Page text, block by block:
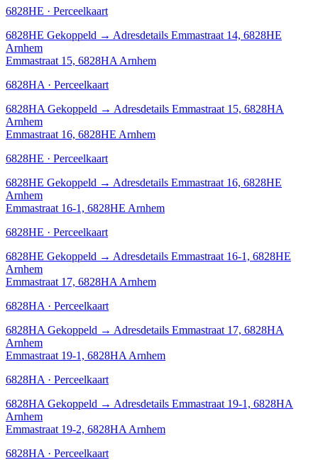
6828HE · Perceelkaart
6828HE Gekoppeld → Adresdetails Emmastraat 14, 6828HE
Arnhem
Emmastraat 15, 6828HA Arnhem
6828HA · Perceelkaart
6828HA Gekoppeld → Adresdetails Emmastraat 15, 6828HA
Arnhem
Emmastraat 16, 6828HE Arnhem
6828HE · Perceelkaart
6828HE Gekoppeld → Adresdetails Emmastraat 16, 6828HE
Arnhem
Emmastraat 16-1, 6828HE Arnhem
6828HE · Perceelkaart
6828HE Gekoppeld → Adresdetails Emmastraat 16-1, 6828HE
Arnhem
Emmastraat 17, 6828HA Arnhem
6828HA · Perceelkaart
6828HA Gekoppeld → Adresdetails Emmastraat 17, 6828HA
Arnhem
Emmastraat 19-1, 6828HA Arnhem
6828HA · Perceelkaart
6828HA Gekoppeld → Adresdetails Emmastraat 19-1, 6828HA
Arnhem
Emmastraat 19-2, 6828HA Arnhem
6828HA · Perceelkaart